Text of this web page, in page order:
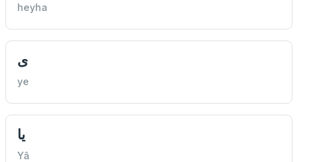
heyha
ی
ye
یا
Yâ